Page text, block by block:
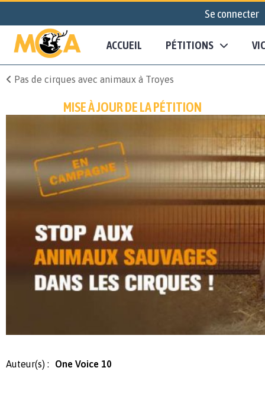
Se connecter
ACCUEIL PÉTITIONS
Pas de cirques avec animaux à Troyes
MISE À JOUR DE LA PÉTITION
Auteur(s) : One Voice 10